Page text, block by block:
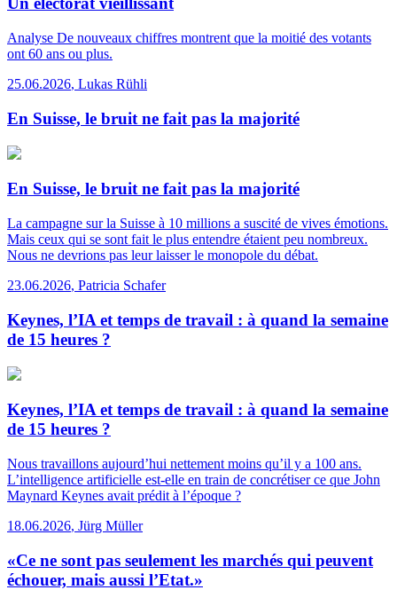
Analyse De nouveaux chiffres montrent que la moitié des votants
ont 60 ans ou plus.
25.06.2026, Lukas Rühli
En Suisse, le bruit ne fait pas la majorité
En Suisse, le bruit ne fait pas la majorité
La campagne sur la Suisse à 10 millions a suscité de vives émotions.
Mais ceux qui se sont fait le plus entendre étaient peu nombreux.
Nous ne devrions pas leur laisser le monopole du débat.
23.06.2026, Patricia Schafer
Keynes, l’IA et temps de travail : à quand la semaine
de 15 heures ?
Keynes, l’IA et temps de travail : à quand la semaine
de 15 heures ?
Nous travaillons aujourd’hui nettement moins qu’il y a 100 ans.
L’intelligence artificielle est-elle en train de concrétiser ce que John
Maynard Keynes avait prédit à l’époque ?
18.06.2026, Jürg Müller
«Ce ne sont pas seulement les marchés qui peuvent
échouer, mais aussi l’Etat.»